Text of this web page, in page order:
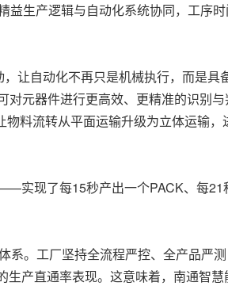
生产逻辑与自动化系统协同，工序
让自动化不再只是机械执行，而是具
元器件进行更高效、更精准的识别与
料流转从平面运输升级为立体运输
实现了每15秒产出一个PACK、每21
。工厂坚持全流程严控、全产品严测
产直通率表现。这意味着，南通智